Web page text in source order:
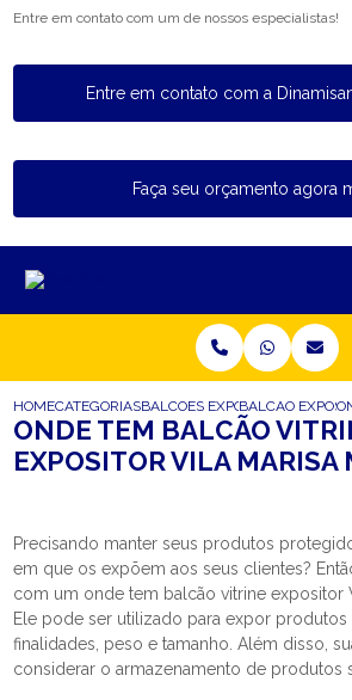
Entre em contato com um de nossos especialistas!
Entre em contato com a
Faça seu orçamento agora
HOMECATEGORIASBALCOES EXPOSITORES
BALCAO
ONDE TEM BALCÃO
EXPOSITOR VILA MARISA
Precisando manter seus produtos
em que os expõem aos seus clientes?
com um onde tem balcão vitrine expositor
Ele pode ser utilizado para expor produtos
finalidades, peso e tamanho. Além disso,
considerar o armazenamento de produtos